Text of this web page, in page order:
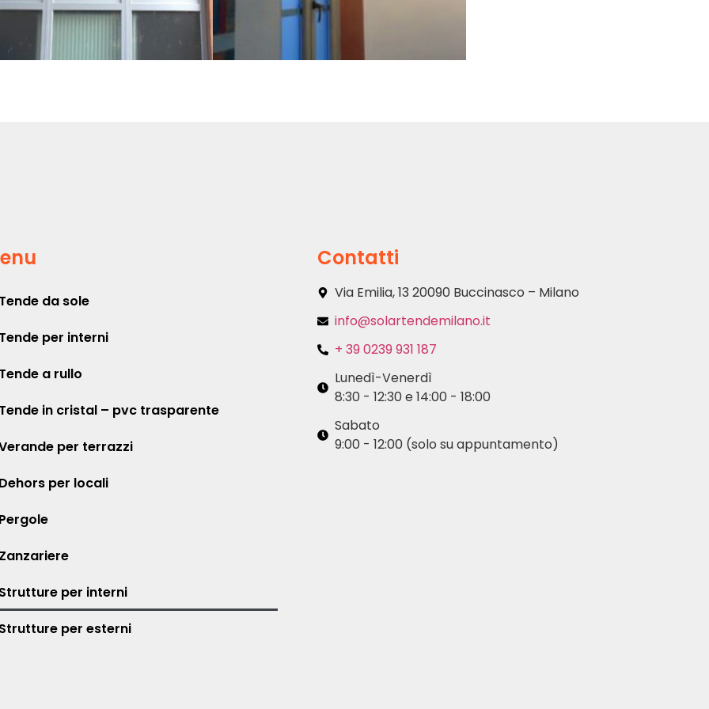
Tende da sole
Tende per interni
Tende a rullo
Tende in cristal – pvc trasparente
per terrazzi
Dehors per locali
Pergole
Zanzariere
Strutture per interni
Strutture per esterni
Contatti
Via Emilia, 13 20090 Buccinasco – Milano
info@solartendemilano.it
+ 39 0239 931 187
Lunedì-Venerdì
8:30 - 12:30 e 14:00 - 18:00
Sabato
9:00 - 12:00 (solo su appuntamento)